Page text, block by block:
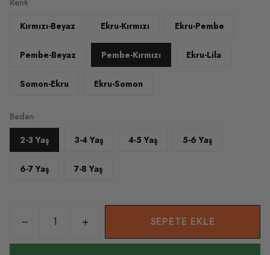
Renk
Kırmızı-Beyaz
Ekru-Kırmızı Ekru-Pembe
Pembe-Beyaz Pembe-Kırmızı Ekru-Lila
Somon-Ekru Ekru-Somon
Beden
2-3 Yaş
3-4 Yaş 4-5 Yaş 5-6 Yaş
6-7 Yaş 7-8 Yaş
SEPETE EKLE